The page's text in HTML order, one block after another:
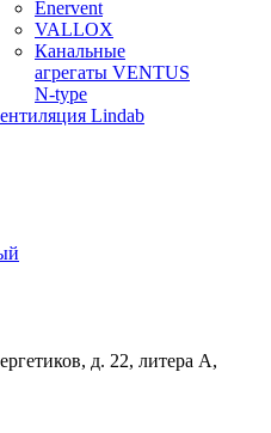
Enervent
VALLOX
Канальные
агрегаты VENTUS
N-type
Lindab
д. 22, литера А,